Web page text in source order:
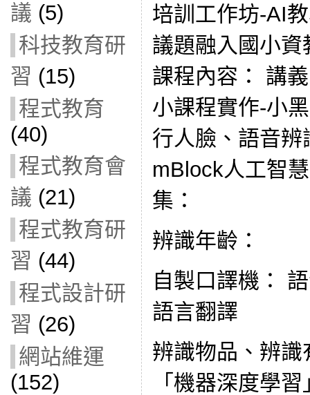
議 (5)
科技教育研
習 (15)
程式教育
(40)
程式教育會
議 (21)
程式教育研
習 (44)
程式設計研
習 (26)
網站維運
(152)
培訓工作坊-AI
議題融入國小資
課程內容： 講
小課程實作-小
行人臉、語音
mBlock人工智
集：
辨識年齡：
自製口譯機：
語言翻譯
辨識物品、辨
「機器深度學